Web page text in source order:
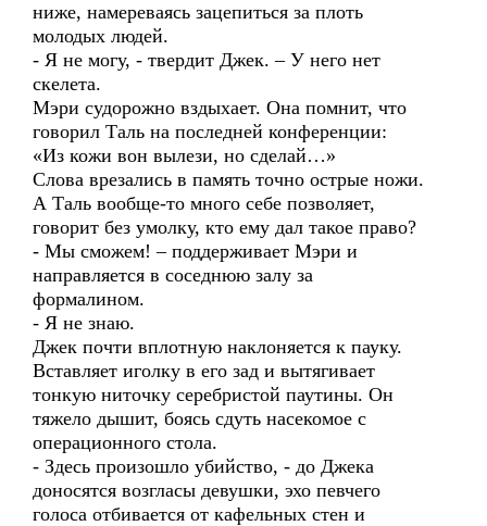
ниже, намереваясь зацепиться за плоть
молодых людей.
- Я не могу, - твердит Джек. – У него нет
скелета.
Мэри судорожно вздыхает. Она помнит, что
говорил Таль на последней конференции:
«Из кожи вон вылези, но сделай…»
Слова врезались в память точно острые ножи.
А Таль вообще-то много себе позволяет,
говорит без умолку, кто ему дал такое право?
- Мы сможем! – поддерживает Мэри и
направляется в соседнюю залу за
формалином.
- Я не знаю.
Джек почти вплотную наклоняется к пауку.
Вставляет иголку в его зад и вытягивает
тонкую ниточку серебристой паутины. Он
тяжело дышит, боясь сдуть насекомое с
операционного стола.
- Здесь произошло убийство, - до Джека
доносятся возгласы девушки, эхо певчего
голоса отбивается от кафельных стен и